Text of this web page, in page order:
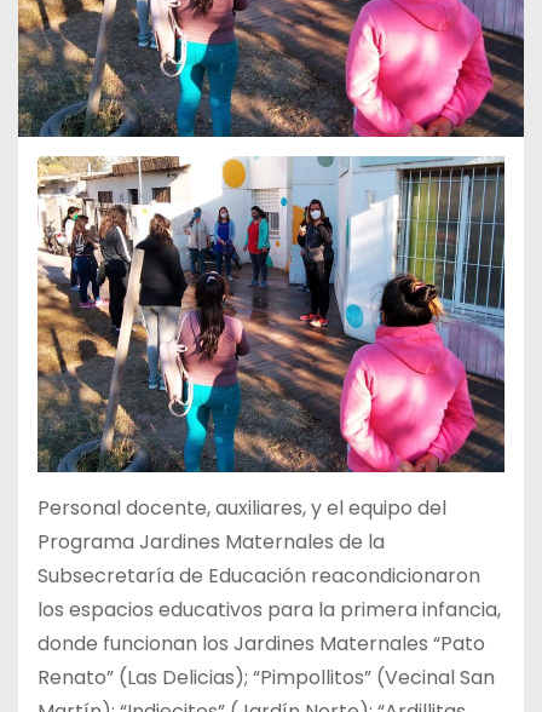
Personal docente, auxiliares, y el equipo del
Programa Jardines Maternales de la
Subsecretaría de Educación reacondicionaron
los espacios educativos para la primera infancia,
donde funcionan los Jardines Maternales “Pato
Renato” (Las Delicias); “Pimpollitos” (Vecinal San